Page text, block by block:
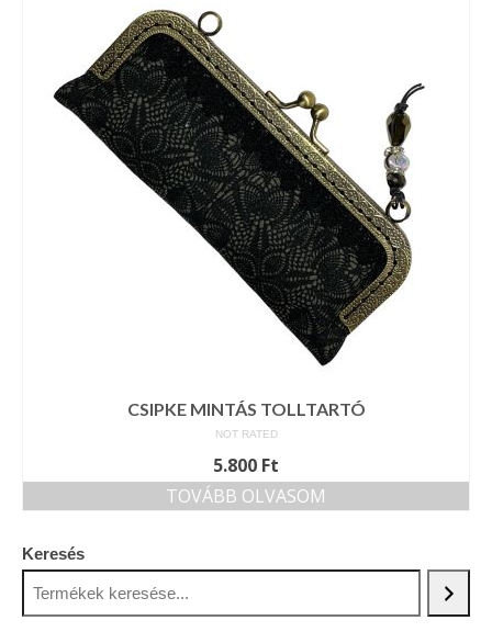
Vásárok, ahol velem is találkozhattál…
Alapanyagok, kellékek
A termékek tisztítása
Ellynor története
Adatkezelési tájékoztató
Általános Szerződési Feltételek
CSIPKE MINTÁS TOLLTARTÓ
NOT RATED
5.800 Ft
TOVÁBB OLVASOM
Keresés